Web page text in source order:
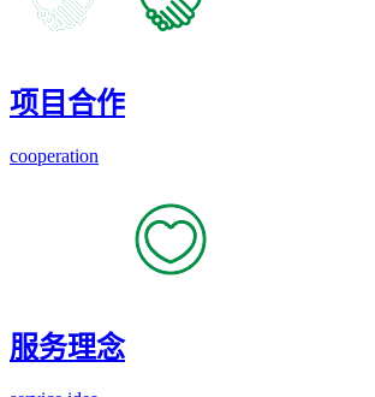
项目合作
cooperation
服务理念